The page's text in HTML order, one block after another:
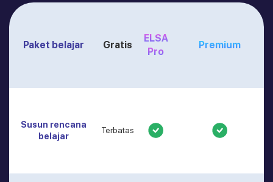
Paket belajar Gratis
ELSA
Pro
Premium
Susun rencana
belajar
Terbatas